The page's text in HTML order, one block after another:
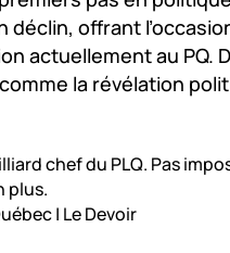
déclin, offrant
actuellement au PQ.
la révélation
chef du PLQ. Pas
plus.
| Le Devoir